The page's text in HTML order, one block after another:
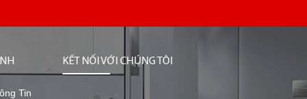
Tin
KẾT NỐI VỚI CHÚNG TÔI